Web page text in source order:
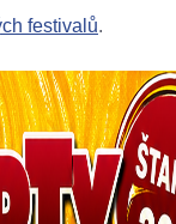
festivalů.